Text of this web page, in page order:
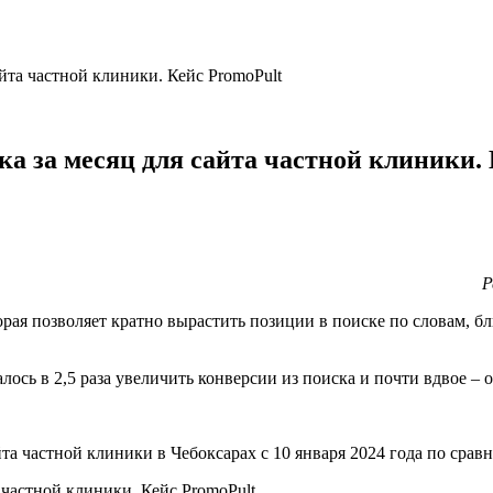
частной клиники. Кейс PromoPult
за месяц для сайта частной
позволяет кратно вырастить позиции в поиске по словам,
в 2,5 раза увеличить конверсии из поиска и почти вдвое
частной клиники в Чебоксарах с 10 января 2024 года по